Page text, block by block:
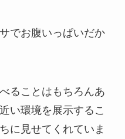
でお腹いっぱいだか
ることはもちろんあ
い環境を展示するこ
に見せてくれていま